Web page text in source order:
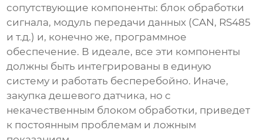
сопутствующие компоненты: блок обработки
сигнала, модуль передачи данных (CAN, RS485
и т.д.) и, конечно же, программное
обеспечение. В идеале, все эти компоненты
должны быть интегрированы в единую
систему и работать бесперебойно. Иначе,
закупка дешевого датчика, но с
некачественным блоком обработки, приведет
к постоянным проблемам и ложным